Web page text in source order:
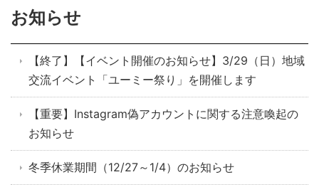
お知らせ
【終了】【イベント開催のお知らせ】3/29（日）地域
交流イベント「ユーミー祭り」を開催します
【重要】Instagram偽アカウントに関する注意喚起の
お知らせ
冬季休業期間（12/27～1/4）のお知らせ